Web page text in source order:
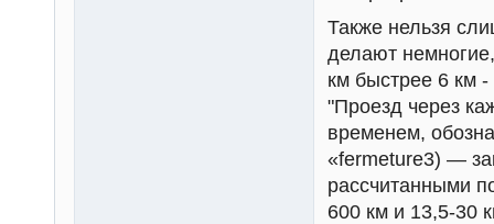
Также нельзя
делают
км быстрее 6 км
"Проезд через
временем,
«fermeture3) —
рассчитанными
600 км и 13,5-30